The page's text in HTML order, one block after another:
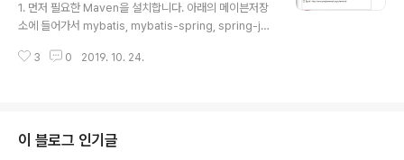
1. 먼저 필요한 Maven을 설치합니다. 아래의 메이븐저장
소에 들어가서 mybatis, mybatis-spring, spring-jd
ml dependency에 추가합니다. https://mvnreposit
tis mybatis 3.5.2 org.mybatis mybatis-spring 2.
0.1 org.springframework spring-jdbc 4.3.4.RELE
3 0 2019. 10. 24.
이 블로그 인기글